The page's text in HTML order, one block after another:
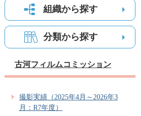
組織から探す
分類から探す
古河フィルムコミッション
撮影実績（2025年4月～2026年3
月：R7年度）